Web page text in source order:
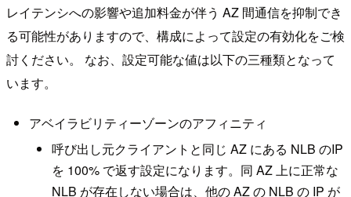
レイテンシへの影響や追加料金が伴う AZ 間通信を抑制でき
る可能性がありますので、構成によって設定の有効化をご検
討ください。 なお、設定可能な値は以下の三種類となって
います。
アベイラビリティーゾーンのアフィニティ
呼び出し元クライアントと同じ AZ にある NLB のIP
を 100% で返す設定になります。同 AZ 上に正常な
NLB が存在しない場合は、他の AZ の NLB の IP が